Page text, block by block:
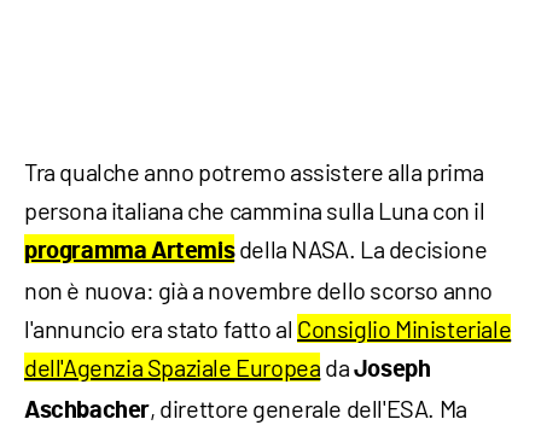
Tra qualche anno potremo assistere alla prima
persona italiana che cammina sulla Luna con il
programma Artemisdella NASA. La decisione
non è nuova: già a novembre dello scorso anno
l'annuncio era stato fatto al Consiglio Ministeriale
dell'Agenzia Spaziale Europea da Joseph
Aschbacher, direttore generale dell'ESA. Ma